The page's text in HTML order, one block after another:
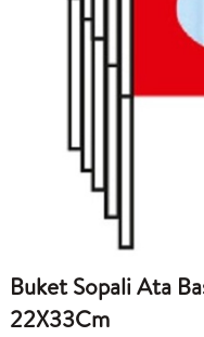
Buket Sopali Ata
22X33Cm